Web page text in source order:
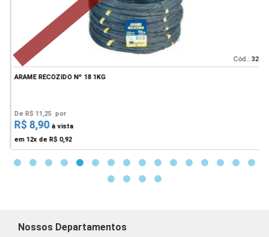
Cód.: 32
ARAME RECOZIDO Nº 18 1KG
De R$ 11,25 por
R$ 8,90 à vista
em 12x de R$ 0,92
Nossos Departamentos